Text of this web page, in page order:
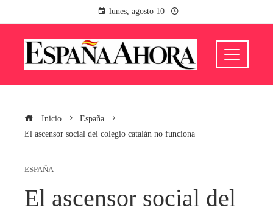
lunes, agosto 10
Inicio
España
El ascensor social del colegio catalán no funciona
ESPAÑA
El ascensor social del